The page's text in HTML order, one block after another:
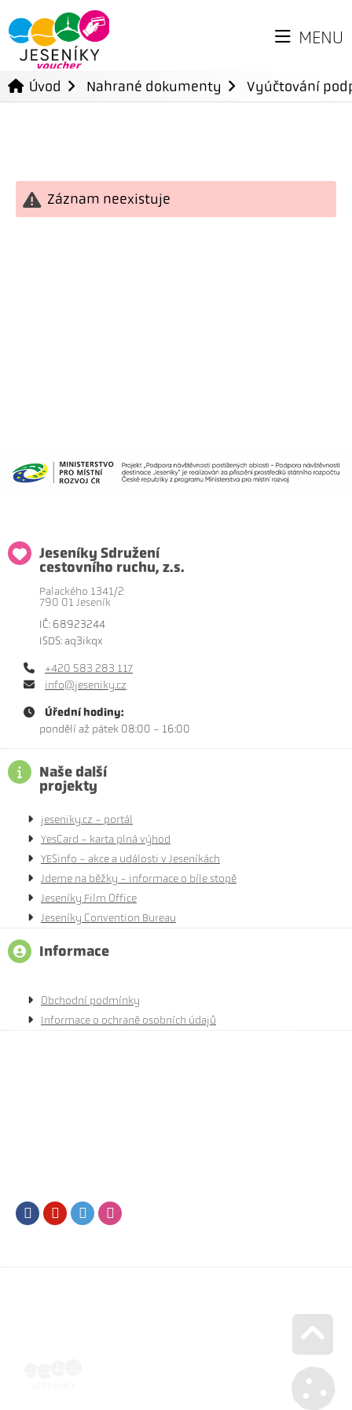
MENU
Úvod Nahrané dokumenty Vyúčtování
Záznam neexistuje
Jeseníky Sdružení
cestovního ruchu, z.s.
Palackého 1341/2
790 01 Jeseník
IČ: 68923244
ISDS: aq3ikqx
+420 583 283 117
info@jeseniky.cz
Úřední hodiny:
pondělí až pátek 08:00 - 16:00
Naše další
projekty
jeseniky.cz - portál
YesCard - karta plná výhod
YESinfo - akce a události v Jeseníkách
Jdeme na běžky - informace o bíle stopě
Jeseníky Film Office
Jeseníky Convention Bureau
Informace
Obchodní podmínky
Informace o ochraně osobních údajů
FacebookYoutubeTwitter
Go